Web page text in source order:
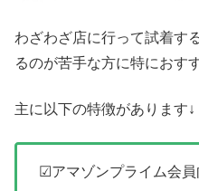
わざわざ店に行って試着す
るのが苦手な方に特におす
主に以下の特徴があります↓
☑アマゾンプライム会員